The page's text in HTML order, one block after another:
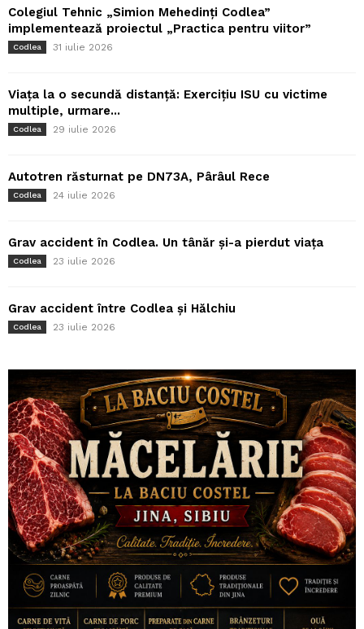
Colegiul Tehnic „Simion Mehedinți Codlea”
implementează proiectul „Practica pentru viitor”
Codlea 31 iulie 2026
Viața la o secundă distanță: Exercițiu ISU cu victime
multiple, urmare...
Codlea 29 iulie 2026
Autotren răsturnat pe DN73A, Pârâul Rece
Codlea 24 iulie 2026
Grav accident în Codlea. Un tânăr și-a pierdut viața
Codlea 23 iulie 2026
Grav accident între Codlea și Hălchiu
Codlea 23 iulie 2026